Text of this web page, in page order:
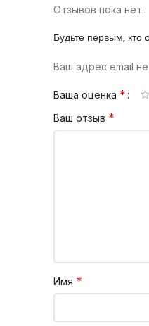
Отзывов пока нет.
Будьте первым, кто
Ваш адрес email
Ваша оценка *
Ваш отзыв *
Имя *